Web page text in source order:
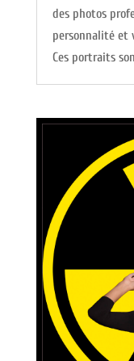
des photos
personnalité et
Ces portraits